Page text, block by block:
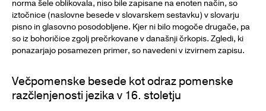
norma šele oblikovala, niso bile zapisane na enoten način, so
iztočnice (naslovne besede v slovarskem sestavku) v slovarju
pisno in glasovno posodobljene. Kjer ni bilo mogoče drugače, pa
so iz bohoričice zgolj prečrkovane v današnji črkopis. Zgledi, ki
ponazarjajo posamezen primer, so navedeni v izvirnem zapisu.
Večpomenske besede kot odraz pomenske
razčlenjenosti jezika v 16. stoletju